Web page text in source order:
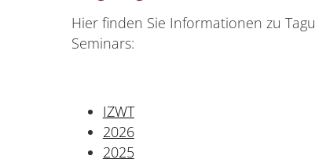
Hier finden Sie Informationen zu
Seminars:
IZWT
2026
2025